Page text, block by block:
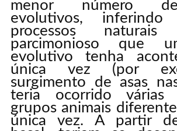
menor número
evolutivos,
processos
parcimonioso que
evolutivo tenha
única vez (por
surgimento de asas
teria ocorrido várias
grupos animais
única vez. A partir